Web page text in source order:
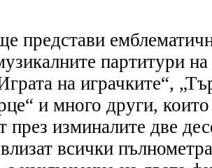
представи
партитури на
на играчките“,
и много други,
през изминалите две
всички